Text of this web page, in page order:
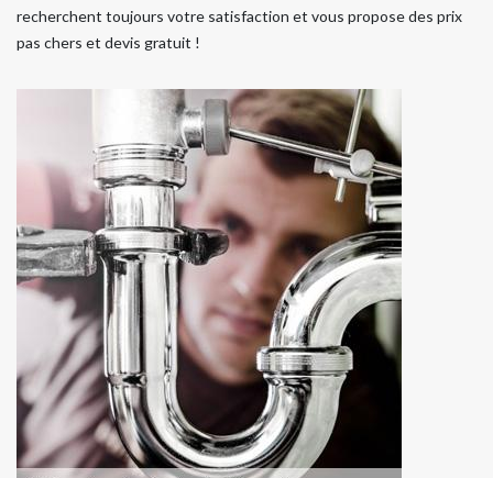
recherchent toujours votre satisfaction et vous propose des prix
pas chers et devis gratuit !